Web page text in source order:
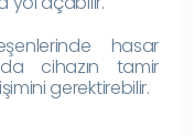
hasar
cihazın tamir
gerektirebilir.